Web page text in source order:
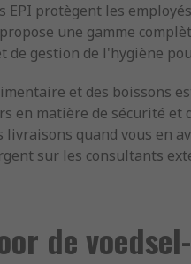
protègent les
une gamme
de gestion de l'hygiène
et des boissons
en matière de sécurité
quand vous en
sur les consultants
de